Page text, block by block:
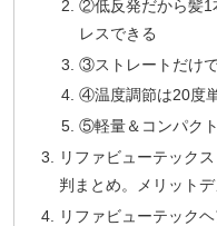
②低反発だから髪1
レスできる
③ストレートだけ
④温度調節は20度
⑤軽量＆コンパク
リファビューテック
判まとめ。メリット
リファビューテック